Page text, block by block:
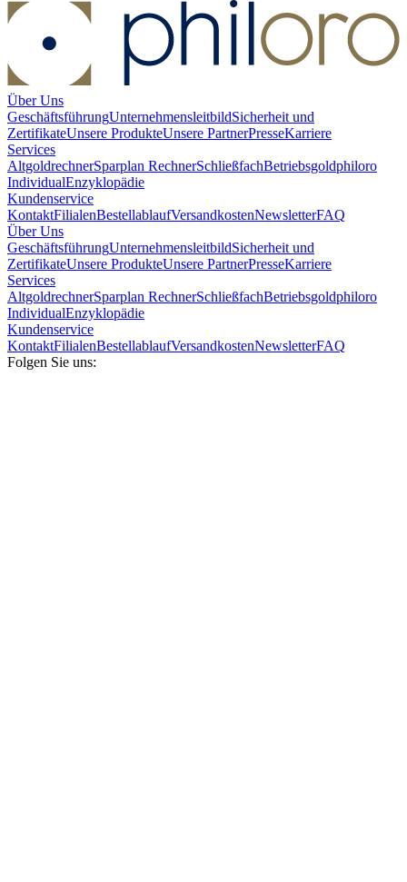
Über Uns
GeschäftsführungUnternehmensleitbildSicherheit und
ZertifikateUnsere ProdukteUnsere PartnerPresseKarriere
Services
AltgoldrechnerSparplan RechnerSchließfachBetriebsgoldphiloro
IndividualEnzyklopädie
Kundenservice
KontaktFilialenBestellablaufVersandkostenNewsletterFAQ
Über Uns
GeschäftsführungUnternehmensleitbildSicherheit und
ZertifikateUnsere ProdukteUnsere PartnerPresseKarriere
Services
AltgoldrechnerSparplan RechnerSchließfachBetriebsgoldphiloro
IndividualEnzyklopädie
Kundenservice
KontaktFilialenBestellablaufVersandkostenNewsletterFAQ
Folgen Sie uns: